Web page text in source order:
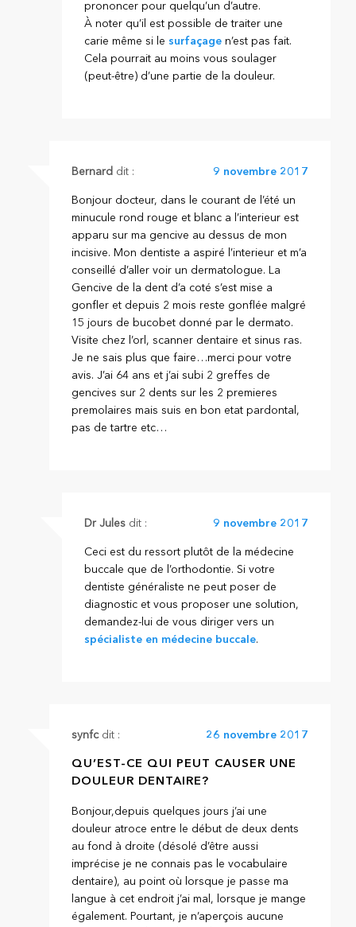
prononcer pour quelqu’un d’autre.
À noter qu’il est possible de traiter une
carie même si le surfaçagen’est pas fait.
Cela pourrait au moins vous soulager
(peut-être) d’une partie de la douleur.
Bernard dit : 9 novembre 2017
Bonjour docteur, dans le courant de l’été un
minucule rond rouge et blanc a l’interieur est
apparu sur ma gencive au dessus de mon
incisive. Mon dentiste a aspiré l’interieur et m’a
conseillé d’aller voir un dermatologue. La
Gencive de la dent d’a coté s’est mise a
gonfler et depuis 2 mois reste gonflée malgré
15 jours de bucobet donné par le dermato.
Visite chez l’orl, scanner dentaire et sinus ras.
Je ne sais plus que faire…merci pour votre
avis. J’ai 64 ans et j’ai subi 2 greffes de
gencives sur 2 dents sur les 2 premieres
premolaires mais suis en bon etat pardontal,
pas de tartre etc…
Dr Jules dit : 9 novembre 2017
Ceci est du ressort plutôt de la médecine
buccale que de l’orthodontie. Si votre
dentiste généraliste ne peut poser de
diagnostic et vous proposer une solution,
demandez-lui de vous diriger vers un
spécialiste en médecine buccale.
synfc dit : 26 novembre 2017
QU’EST-CE QUI PEUT CAUSER UNE
DOULEUR DENTAIRE?
Bonjour,depuis quelques jours j’ai une
douleur atroce entre le début de deux dents
au fond à droite (désolé d’être aussi
imprécise je ne connais pas le vocabulaire
dentaire), au point où lorsque je passe ma
langue à cet endroit j’ai mal, lorsque je mange
également. Pourtant, je n’aperçois aucune